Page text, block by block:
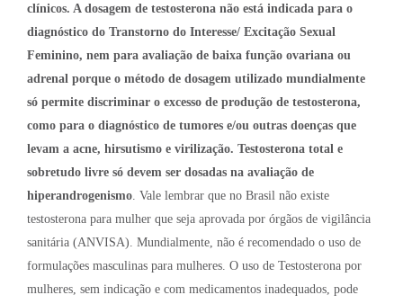
clínicos. A dosagem de testosterona não está indicada para o
diagnóstico do Transtorno do Interesse/ Excitação Sexual
Feminino, nem para avaliação de baixa função ovariana ou
adrenal porque o método de dosagem utilizado mundialmente
só permite discriminar o excesso de produção de testosterona,
como para o diagnóstico de tumores e/ou outras doenças que
levam a acne, hirsutismo e virilização. Testosterona total e
sobretudo livre só devem ser dosadas na avaliação de
hiperandrogenismo . Vale lembrar que no Brasil não existe
testosterona para mulher que seja aprovada por órgãos de vigilância
sanitária (ANVISA). Mundialmente, não é recomendado o uso de
formulações masculinas para mulheres. O uso de Testosterona por
mulheres, sem indicação e com medicamentos inadequados, pode